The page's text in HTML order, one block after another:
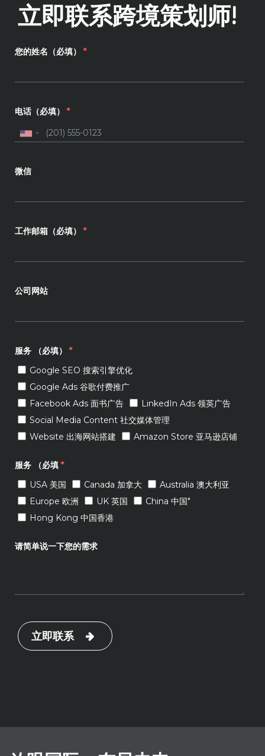
立即联系跨境策划师!
您的姓名（必填） *
电话（必填） *
微信
工作邮箱（必填） *
公司网站
服务 （必填）
*
Google SEO 搜索引擎优化
Google Ads 谷歌付费推广
Facebook Ads 面书广告
LinkedIn Ads 领英广告
Social Media Content 社交媒体管理
Website 出海网站搭建
Amazon Store 亚马逊店铺
服务 （必填 *
USA 美国
Canada 加拿大
Australia 澳大利亚
Europe 欧洲
UK 英国
China 中国"
Hong Kong 中国香港
请简单说一下您的需求
立即联系